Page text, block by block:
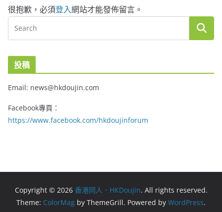
很抱歉，必須登入網站才能發佈留言。
投稿
Email: news@hkdoujin.com
Facebook專頁：
https://www.facebook.com/hkdoujinforum
Copyright © 2026 香港同人．HKDoujin. All rights reserved.
Theme: ColorMag by ThemeGrill. Powered by WordPress.